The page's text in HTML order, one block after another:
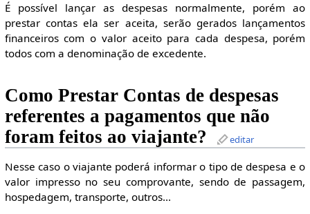
É possível lançar as despesas normalmente, porém ao
prestar contas ela ser aceita, serão gerados lançamentos
financeiros com o valor aceito para cada despesa, porém
todos com a denominação de excedente.
Como Prestar Contas de despesas
referentes a pagamentos que não
foram feitos ao viajante?
editar
Nesse caso o viajante poderá informar o tipo de despesa e o
valor impresso no seu comprovante, sendo de passagem,
hospedagem, transporte, outros...